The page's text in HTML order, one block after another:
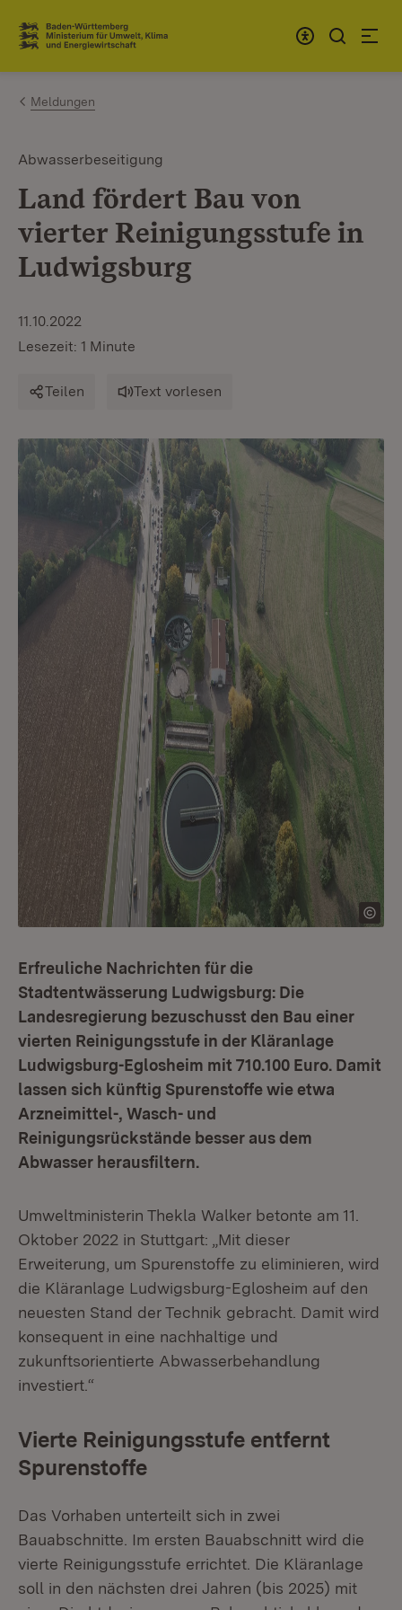
Zum Inhalt springen
Link zur Startseite
Meldungen
Abwasserbeseitigung
Land fördert Bau von
vierter Reinigungsstufe in
Ludwigsburg
11.10.2022
Lesezeit: 1 Minute
Teilen Text vorlesen
Erfreuliche Nachrichten für die
Stadtentwässerung Ludwigsburg: Die
Landesregierung bezuschusst den Bau einer
vierten Reinigungsstufe in der Kläranlage
Ludwigsburg-Eglosheim mit 710.100 Euro. Damit
lassen sich künftig Spurenstoffe wie etwa
Arzneimittel-, Wasch- und
Reinigungsrückstände besser aus dem
Abwasser herausfiltern.
Umweltministerin Thekla Walker betonte am 11.
Oktober 2022 in Stuttgart: „Mit dieser
Erweiterung, um Spurenstoffe zu eliminieren, wird
die Kläranlage Ludwigsburg-Eglosheim auf den
neuesten Stand der Technik gebracht. Damit wird
konsequent in eine nachhaltige und
zukunftsorientierte Abwasserbehandlung
investiert.“
Vierte Reinigungsstufe entfernt
Spurenstoffe
Das Vorhaben unterteilt sich in zwei
Bauabschnitte. Im ersten Bauabschnitt wird die
vierte Reinigungsstufe errichtet. Die Kläranlage
soll in den nächsten drei Jahren (bis 2025) mit